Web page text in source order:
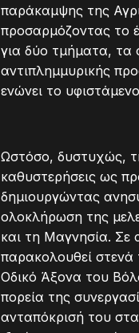
παράκαμψης της
προσαρμόζοντας το
για δύο τμήματα, τα
αντιπλημμυρικής
ενώνει το
Ωστόσο, δυστυχώς,
καθυστερήσεις ως
δημιουργώντας
ολοκλήρωση της
και τη Μαγνησία. Σε
παρακολουθεί στενά
Οδικό Άξονα του
πορεία της
ανταπόκρισή του